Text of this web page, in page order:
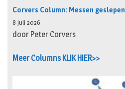
Corvers Column: Messen geslepen
8 juli 2026
door Peter Corvers
Meer Columns KLIK HIER>>